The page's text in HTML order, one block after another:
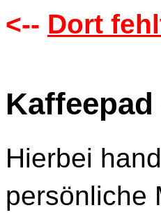
<-- Dort
Hierbei
persönliche